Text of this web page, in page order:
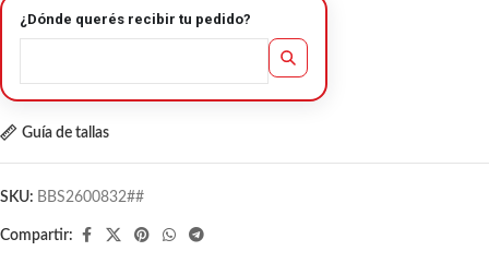
¿Dónde querés recibir tu pedido?
Guía de tallas
SKU: BBS2600832##
Compartir: